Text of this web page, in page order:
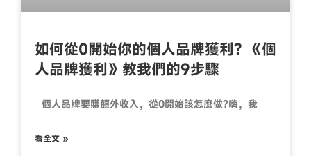
如何從0開始你的個人品牌獲利? 《個
人品牌獲利》教我們的9步驟
個人品牌要賺額外收入，從0開始該怎麼做?嗨，我
看全文 »